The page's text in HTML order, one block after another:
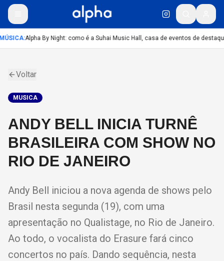
:Alpha By Night: como é a Suhai Music Hall, casa de eventos de
Voltar
MUSICA
ANDY BELL INICIA TURNÊ
BRASILEIRA COM SHOW NO
RIO DE JANEIRO
Andy Bell iniciou a nova agenda de shows pelo
Brasil nesta segunda (19), com uma
apresentação no Qualistage, no Rio de Janeiro.
Ao todo, o vocalista do Erasure fará cinco
concertos no país. Dando sequência, nesta